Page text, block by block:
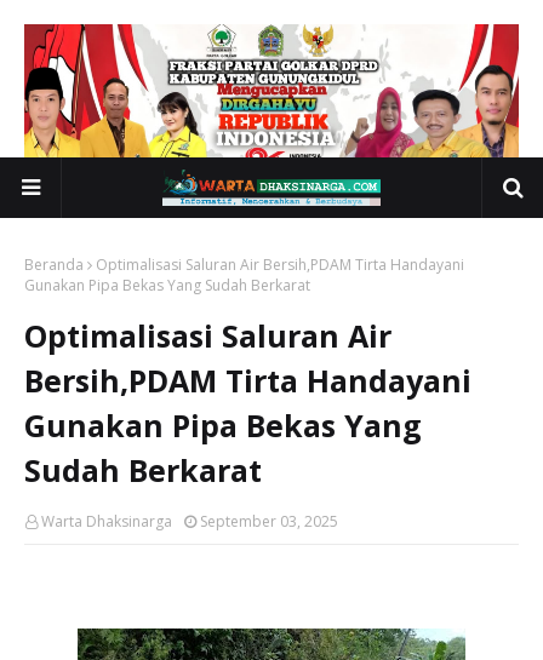
Beranda
Optimalisasi Saluran Air Bersih,PDAM Tirta Handayani
Gunakan Pipa Bekas Yang Sudah Berkarat
Optimalisasi Saluran Air
Bersih,PDAM Tirta Handayani
Gunakan Pipa Bekas Yang
Sudah Berkarat
Warta Dhaksinarga September 03, 2025